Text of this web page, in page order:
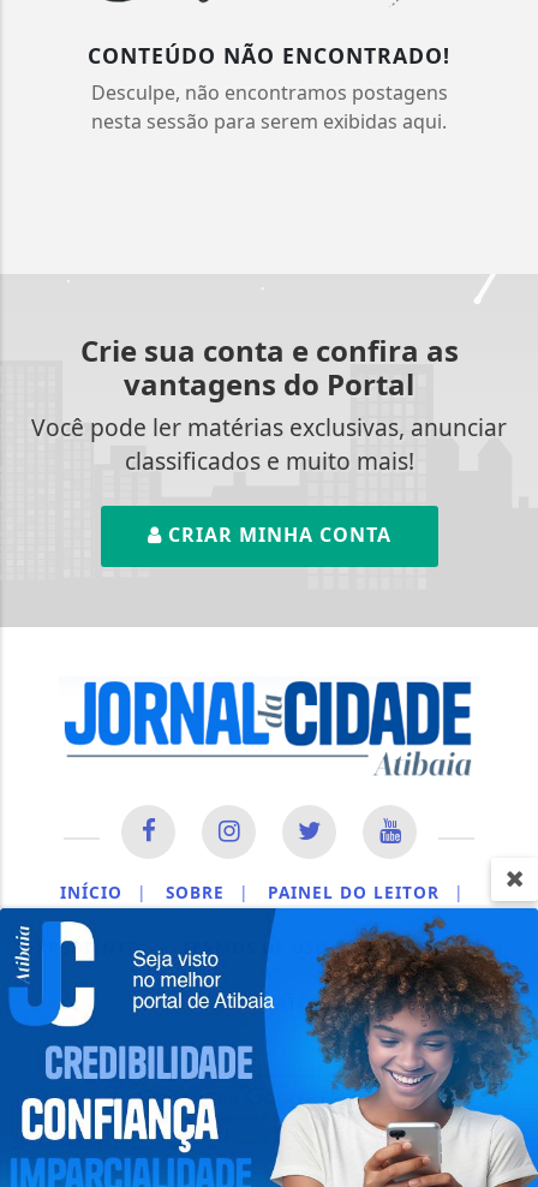
CONTEÚDO NÃO ENCONTRADO!
Desculpe, não encontramos postagens
nesta sessão para serem exibidas aqui.
Crie sua conta e confira as
vantagens do Portal
Você pode ler matérias exclusivas, anunciar
classificados e muito mais!
CRIAR MINHA CONTA
INÍCIO | SOBRE | PAINEL DO LEITOR |
EXPEDIENTE | TERMOS DE USO E PRIVACIDADE |
CONTATO